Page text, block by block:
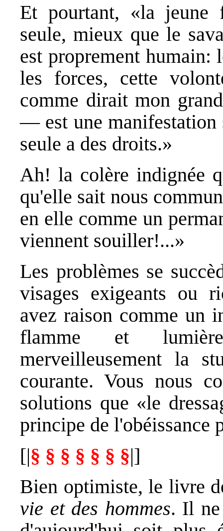
Et pourtant, «la jeune
seule, mieux que le
est proprement humain:
les forces, cette
comme dirait mon
— est une manifestation
seule a des droits.»
Ah! la colère indignée
qu'elle sait nous
en elle comme un
viennent souiller!...»
Les problèmes se
visages exigeants ou
avez raison comme un
flamme et
merveilleusement la
courante. Vous nous
solutions que «le
principe de l'obéissance
[|§ § § § § § §|]
Bien optimiste, le livre
vie et des hommes. Il ne